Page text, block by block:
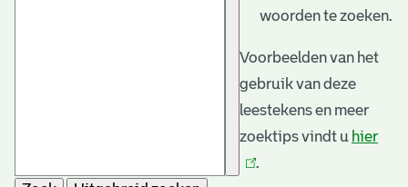
woorden te zoeken.
Voorbeelden van het
gebruik van deze
leestekens en meer
zoektips vindt u hier
.